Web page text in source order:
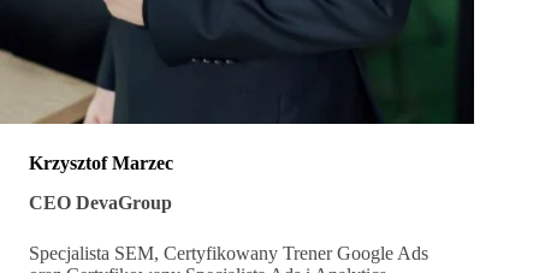
Krzysztof Marzec
CEO DevaGroup
Specjalista SEM, Certyfikowany Trener Google Ads